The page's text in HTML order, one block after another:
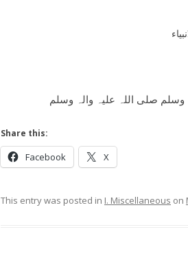
وسلم صلی اللہ علیہ والہ وسلم
Share this:
Facebook X
This entry was posted in I. Miscellaneous on